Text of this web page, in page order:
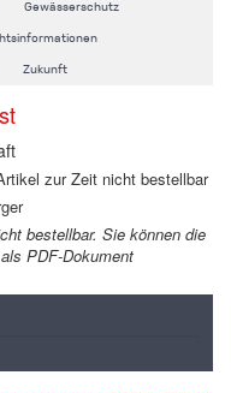
Gewässerschutz
Zukunft
zur Zeit nicht bestellbar
bestellbar. Sie können die
PDF-Dokument